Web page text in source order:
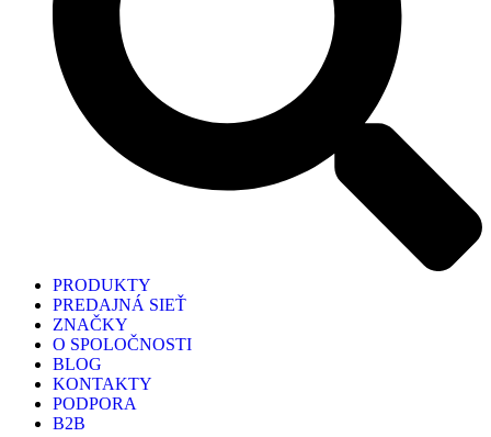
PRODUKTY
PREDAJNÁ SIEŤ
ZNAČKY
O SPOLOČNOSTI
BLOG
KONTAKTY
PODPORA
B2B